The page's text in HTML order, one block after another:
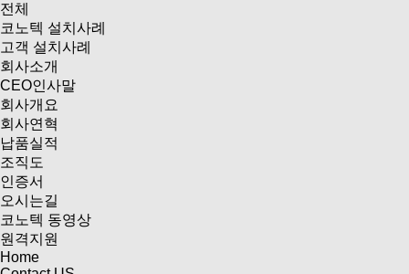
전체
코노텍 설치사례
고객 설치사례
회사소개
CEO인사말
회사개요
회사연혁
납품실적
조직도
인증서
오시는길
코노텍 동영상
원격지원
Home